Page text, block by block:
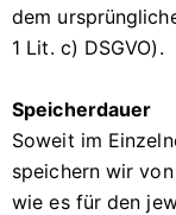
dem
1 Lit. c) DSGVO).
Speicherdauer
Soweit im
speichern wir
wie es für den